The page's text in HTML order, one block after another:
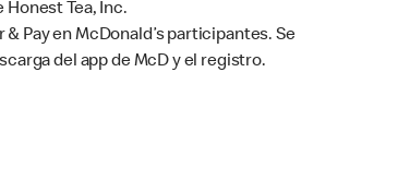
Honest Tea, Inc.
Pay en McDonald’s participantes. Se
del app de McD y el registro.